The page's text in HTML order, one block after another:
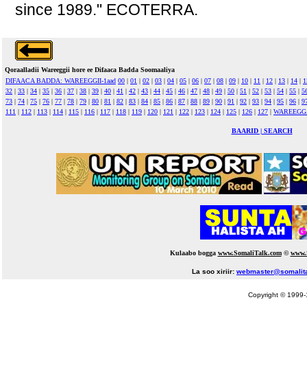
since 1989." ECOTERRA.
Qoraalladii Wareeggii hore ee Difaaca Badda Soomaaliya
DIFAACA BADDA: WAREEGGII-1aad 00 | 01 | 02 | 03 | 04 | 05 | 06 | 07 | 08 | 09 | 10 | 11 | 12 | 13 | 14 |
32 | 33 | 34 | 35 | 36 | 37 | 38 | 39 | 40 | 41 | 42 | 43 | 44 | 45 | 46 | 47 | 48 | 49 | 50 | 51 | 52 | 53 | 54 | 55 |
73 | 74 | 75 | 76 | 77 | 78 | 79 | 80 | 81 | 82 | 83 | 84 | 85 | 86 | 87 | 88 | 89 | 90 | 91 | 92 | 93 | 94 | 95 | 96 |
111 | 112 | 113 | 114 | 115 | 116 | 117 | 118 | 119 | 120 | 121 | 122 | 123 | 124 | 125 | 126 | 127 |
BAARID | SEARCH
Kulaabo bogga www.SomaliTalk.com ©
La soo xiriir:
Copyright © 1999-